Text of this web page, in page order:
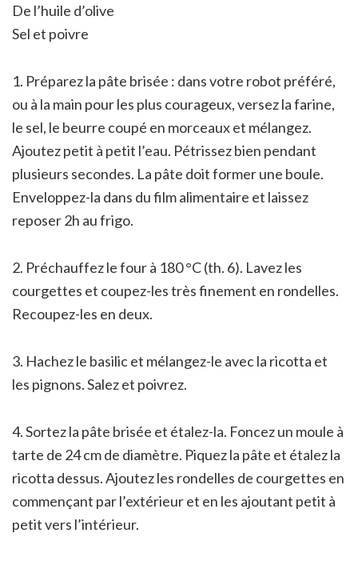
De l’huile d’olive
Sel et poivre
1. Préparez la pâte brisée : dans votre robot préféré,
ou à la main pour les plus courageux, versez la farine,
le sel, le beurre coupé en morceaux et mélangez.
Ajoutez petit à petit l’eau. Pétrissez bien pendant
plusieurs secondes. La pâte doit former une boule.
Enveloppez-la dans du film alimentaire et laissez
reposer 2h au frigo.
2. Préchauffez le four à 180 °C (th. 6). Lavez les
courgettes et coupez-les très finement en rondelles.
Recoupez-les en deux.
3. Hachez le basilic et mélangez-le avec la ricotta et
les pignons. Salez et poivrez.
4. Sortez la pâte brisée et étalez-la. Foncez un moule à
tarte de 24 cm de diamètre. Piquez la pâte et étalez la
ricotta dessus. Ajoutez les rondelles de courgettes en
commençant par l’extérieur et en les ajoutant petit à
petit vers l’intérieur.